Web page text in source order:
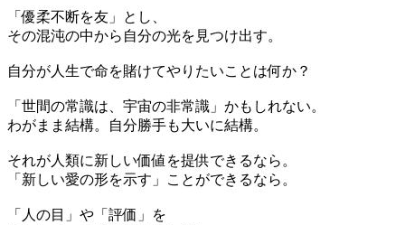
「優柔不断を友」とし、
その混沌の中から自分の光を見つけ出す。
自分が人生で命を賭けてやりたいことは何か？
「世間の常識は、宇宙の非常識」かもしれない。
わがまま結構。自分勝手も大いに結構。
それが人類に新しい価値を提供できるなら。
「新しい愛の形を示す」ことができるなら。
「人の目」や「評価」を